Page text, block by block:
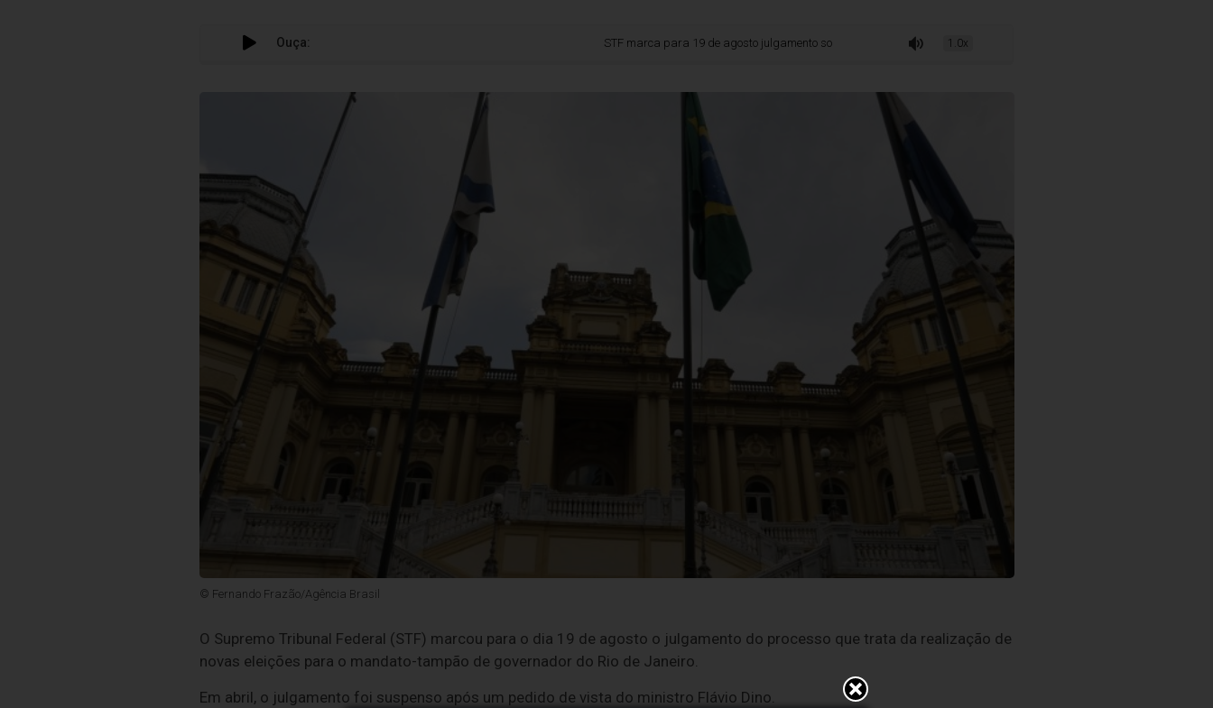
Ouça: STF marca para 19 de agosto julgamento sobre sucessão no governo do RJ 1.0x
© Fernando Frazão/Agência Brasil
O Supremo Tribunal Federal (STF) marcou para o dia 19 de agosto o julgamento do processo que trata da realização de
novas eleições para o mandato-tampão de governador do Rio de Janeiro.
Em abril, o julgamento foi suspenso após um pedido de vista do ministro Flávio Dino.